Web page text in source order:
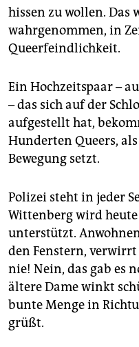
hissen zu wollen. Das
wahrgenommen, in
Queerfeindlichkeit.
Ein Hochzeitspaar –
– das sich auf der
aufgestellt hat,
Hunderten Queers,
Bewegung setzt.
Polizei steht in jeder
Wittenberg wird
unterstützt.
den Fenstern, verwirrt
nie! Nein, das gab es
ältere Dame winkt
bunte Menge in
grüßt.